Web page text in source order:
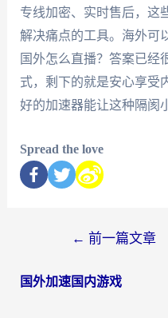
专线加密、实时售后，这
解决痛点的工具。海外可
国外怎么直播？答案已经
式，剩下的就是安心享受
好的加速器能让这种隔阂
Spread the love
← 前一篇文章
国外加速国内游戏